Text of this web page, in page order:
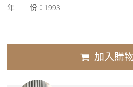
年 份： 1993
加入購